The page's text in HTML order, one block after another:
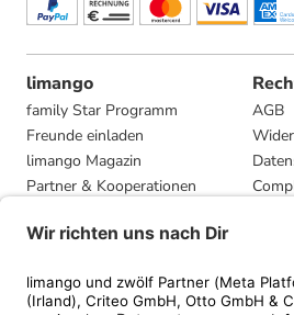
limango
family Star Programm
Freunde einladen
limango Magazin
Partner & Kooperationen
Presse
AGB